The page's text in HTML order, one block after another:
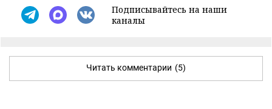
Подписывайтесь на наши
каналы
Читать комментарии (5)